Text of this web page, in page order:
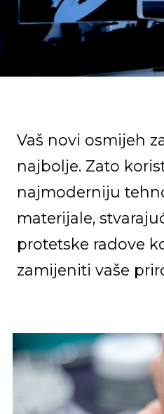
Vaš novi osmijeh
najbolje. Zato
najmoderniju
materijale,
protetske radove
zamijeniti vaše